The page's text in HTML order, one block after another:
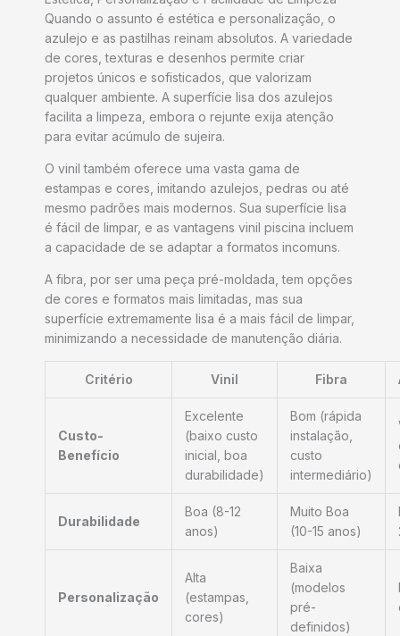
Quando o assunto é estética e personalização, o
azulejo e as pastilhas reinam absolutos. A variedade
de cores, texturas e desenhos permite criar
projetos únicos e sofisticados, que valorizam
qualquer ambiente. A superfície lisa dos azulejos
facilita a limpeza, embora o rejunte exija atenção
para evitar acúmulo de sujeira.
O vinil também oferece uma vasta gama de
estampas e cores, imitando azulejos, pedras ou até
mesmo padrões mais modernos. Sua superfície lisa
é fácil de limpar, e as vantagens vinil piscina incluem
a capacidade de se adaptar a formatos incomuns.
A fibra, por ser uma peça pré-moldada, tem opções
de cores e formatos mais limitadas, mas sua
superfície extremamente lisa é a mais fácil de limpar,
minimizando a necessidade de manutenção diária.
Critério Vinil Fibra
Custo-
Benefício
Excelente
(baixo custo
inicial, boa
durabilidade)
Bom (rápida
instalação,
custo
intermediário)
Durabilidade
Boa (8-12
anos)
Muito Boa
(10-15 anos)
Personalização
Alta
(estampas,
cores)
Baixa
(modelos
pré-
definidos)